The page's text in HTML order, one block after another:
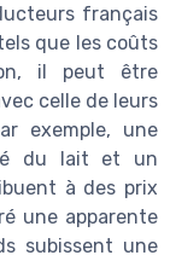
français
que les coûts
il peut être
celle de leurs
exemple, une
du lait et un
à des prix
une apparente
subissent une